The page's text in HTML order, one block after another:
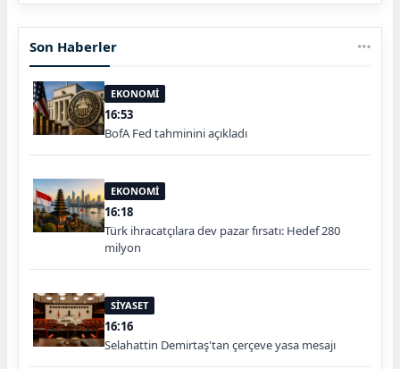
Son Haberler
EKONOMİ
16:53
BofA Fed tahminini açıkladı
EKONOMİ
16:18
Türk ihracatçılara dev pazar fırsatı: Hedef 280
milyon
SİYASET
16:16
Selahattin Demirtaş'tan çerçeve yasa mesajı